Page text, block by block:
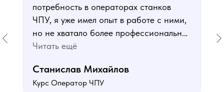
потребность в операторах станков
ЧПУ, я уже имел опыт в работе с ними,
но не хватало более профессиональных
знаний. В курсе мне понравился блок
и программированию - это как раз то,
чего мне не хватало. Преподаватели
Читать ещё
Станислав Михайлов
Курс Оператор ЧПУ